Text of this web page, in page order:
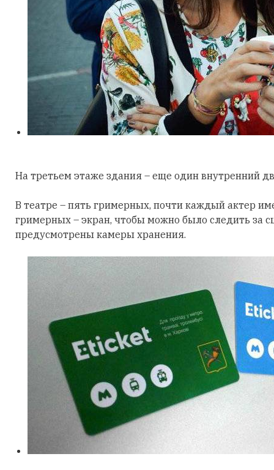
На третьем этаже здания – еще один внутренний
В театре – пять гримерных, почти каждый актер
гримерных – экран, чтобы можно было следить за
предусмотрены камеры хранения.